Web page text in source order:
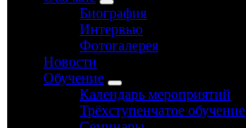
Биография
Интервью
Фотогалерея
Новости
Обучение
Календарь мероприятий
Трёхступенчатое обучение